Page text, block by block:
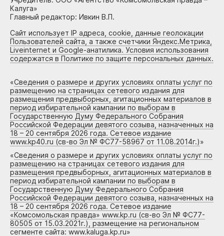
Калуга»
Главный редактор: Ивкин В.П.
Сайт использует IP адреса, cookie, данные геолокации
Пользователей сайта, а также счетчики Яндекс.Метрика,
Liveinternet и Google-анатилика. Условия использования
содержатся в Политике по защите персональных данных.
«Сведения о размере и других условиях оплаты услуг по
размещению на страницах сетевого издания для
размещения предвыборных, агитационных материалов в
период избирательной кампании по выборам в
Государственную Думу Федерального Собрания
Российской Федерации девятого созыва, назначенных на
18 – 20 сентября 2026 года. Сетевое издание
www.kp40.ru (св-во Эл № ФС77-58967 от 11.08.2014г.)»
«Сведения о размере и других условиях оплаты услуг по
размещению на страницах сетевого издания для
размещения предвыборных, агитационных материалов в
период избирательной кампании по выборам в
Государственную Думу Федерального Собрания
Российской Федерации девятого созыва, назначенных на
18 – 20 сентября 2026 года. Сетевое издание
«Комсомольская правда» www.kp.ru (св-во Эл № ФС77-
80505 от 15.03.2021г.), размещение на региональном
сегменте сайта: www.kaluga.kp.ru»